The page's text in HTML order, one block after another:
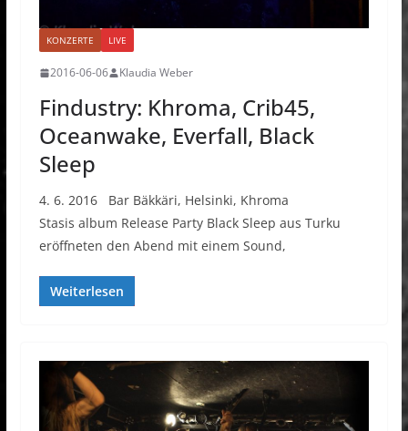
KONZERTE LIVE
2016-06-06 Klaudia Weber
Findustry: Khroma, Crib45,
Oceanwake, Everfall, Black
Sleep
4. 6. 2016 Bar Bäkkäri, Helsinki, Khroma
Stasis album Release Party Black Sleep aus Turku
eröffneten den Abend mit einem Sound,
Weiterlesen